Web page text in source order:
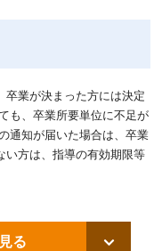
卒業が決まった方には決定
も、卒業所要単位に不足が
通知が届いた場合は、卒業
い方は、指導の有効期限等
る